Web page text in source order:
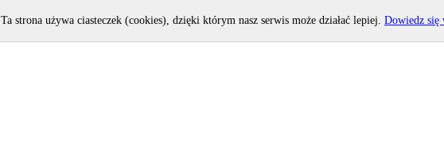
Ta strona używa ciasteczek (cookies), dzięki którym nasz serwis może działać lepiej. Dowiedz się